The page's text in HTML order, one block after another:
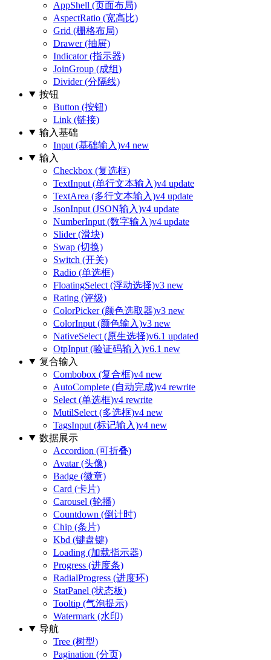
AppShell (页面布局)
AspectRatio (宽高比)
Grid (栅格布局)
Drawer (抽屉)
Indicator (指示器)
JoinGroup (成组)
Divider (分隔线)
按钮
Button (按钮)
Link (链接)
输入基础
Input (基础输入)v4 new
输入
Checkbox (复选框)
TextInput (单行文本输入)v4 update
TextArea (多行文本输入)v4 update
JsonInput (JSON输入)v4 update
NumberInput (数字输入)v4 update
Slider (滑块)
Swap (切换)
Switch (开关)
Radio (单选框)
FloatingSelect (浮动选择)v3 new
Rating (评级)
ColorPicker (颜色选取器)v3 new
ColorInput (颜色输入)v3 new
NativeSelect (原生选择)v6.1 updated
OtpInput (验证码输入)v6.1 new
复合输入
Combobox (复合框)v4 new
AutoComplete (自动完成)v4 rewrite
Select (单选框)v4 rewrite
MutilSelect (多选框)v4 new
TagsInput (标记输入)v4 new
数据展示
Accordion (可折叠)
Avatar (头像)
Badge (徽章)
Card (卡片)
Carousel (轮播)
Countdown (倒计时)
Chip (条片)
Kbd (键盘键)
Loading (加载指示器)
Progress (进度条)
RadialProgress (进度环)
StatPanel (状态板)
Tooltip (气泡提示)
Watermark (水印)
导航
Tree (树型)
Pagination (分页)